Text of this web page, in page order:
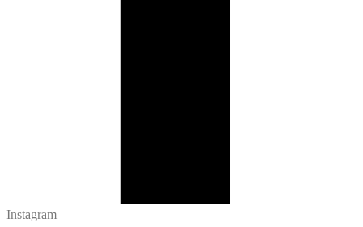
Instagram